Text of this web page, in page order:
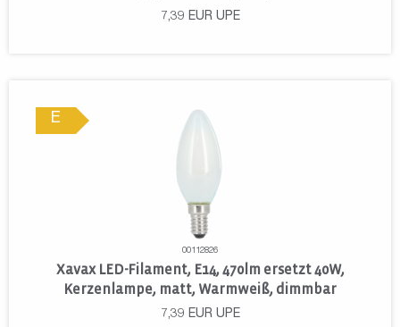
7,39 EUR UPE
E
00112826
Xavax LED-Filament, E14, 470lm ersetzt 40W,
Kerzenlampe, matt, Warmweiß, dimmbar
7,39 EUR UPE